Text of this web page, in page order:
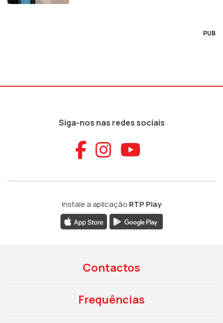
PUB
Siga-nos nas redes sociais
Aceder ao
Aceder ao
Aceder
Instale a aplicação RTP Play
Contactos
Frequências